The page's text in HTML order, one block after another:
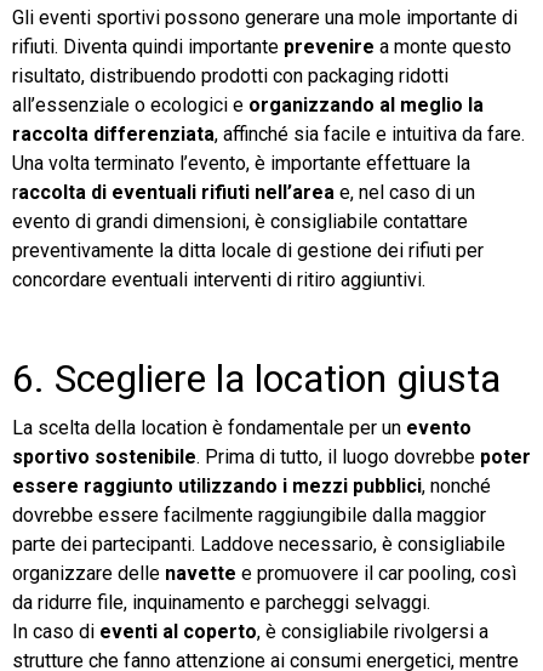
Gli eventi sportivi possono generare una mole importante di
rifiuti. Diventa quindi importante prevenire a monte questo
risultato, distribuendo prodotti con packaging ridotti
all’essenziale o ecologici e organizzando al meglio la
raccolta differenziata, affinché sia facile e intuitiva da fare.
Una volta terminato l’evento, è importante effettuare la
raccolta di eventuali rifiuti nell’area e, nel caso di un
evento di grandi dimensioni, è consigliabile contattare
preventivamente la ditta locale di gestione dei rifiuti per
concordare eventuali interventi di ritiro aggiuntivi.
6. Scegliere la location giusta
La scelta della location è fondamentale per un evento
sportivo sostenibile. Prima di tutto, il luogo dovrebbe poter
essere raggiunto utilizzando i mezzi pubblici, nonché
dovrebbe essere facilmente raggiungibile dalla maggior
parte dei partecipanti. Laddove necessario, è consigliabile
organizzare delle navette e promuovere il car pooling, così
da ridurre file, inquinamento e parcheggi selvaggi.
In caso di eventi al coperto, è consigliabile rivolgersi a
strutture che fanno attenzione ai consumi energetici, mentre